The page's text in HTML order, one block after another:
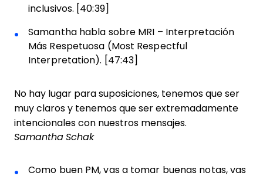
inclusivos. [40:39]
Samantha habla sobre MRI – Interpretación
Más Respetuosa (Most Respectful
Interpretation). [47:43]
No hay lugar para suposiciones, tenemos que ser
muy claros y tenemos que ser extremadamente
intencionales con nuestros mensajes.
Samantha Schak
Como buen PM, vas a tomar buenas notas, vas